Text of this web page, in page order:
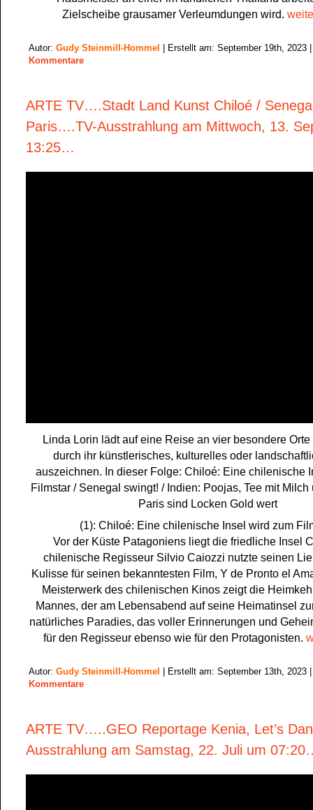
Zielscheibe grausamer Verleumdungen wird.
Autor: Gudy Steinmill-Hommel
| Erstellt am: September 19th, 2023
Kommentare
ARTE TV….Stadt Land Kunst Chiloé /
Paris….TV-Ausstrahlung am Mittwoch, 13.
13:25…
Linda Lorin lädt auf eine Reise an vier besondere
durch ihr künstlerisches, kulturelles oder
auszeichnen. In dieser Folge: Chiloé: Eine chilenische
Filmstar / Senegal swingt! / Indien: Poojas, Tee mit Milch
Paris sind Locken Gold wert
(1): Chiloé: Eine chilenische Insel wird zum
Vor der Küste Patagoniens liegt die friedliche Insel
chilenische Regisseur Silvio Caiozzi nutzte seinen
Kulisse für seinen bekanntesten Film, Y de Pronto el
Meisterwerk des chilenischen Kinos zeigt die
Mannes, der am Lebensabend auf seine Heimatinsel
natürliches Paradies, das voller Erinnerungen und
für den Regisseur ebenso wie für den Protagonisten.
Autor: Gudy Steinmill-Hommel
| Erstellt am: September 13th, 2023
Kommentare
ARTE TV…..GEO Reportage Kenia, Let’s
Ausstrahlung am Samstag, 22. Juli um